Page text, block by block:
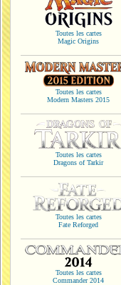
Toutes les cartes
Magic Origins
Toutes les cartes
Modern Masters 2015
Toutes les cartes
Dragons of Tarkir
Toutes les cartes
Fate Reforged
Toutes les cartes
Commander 2014